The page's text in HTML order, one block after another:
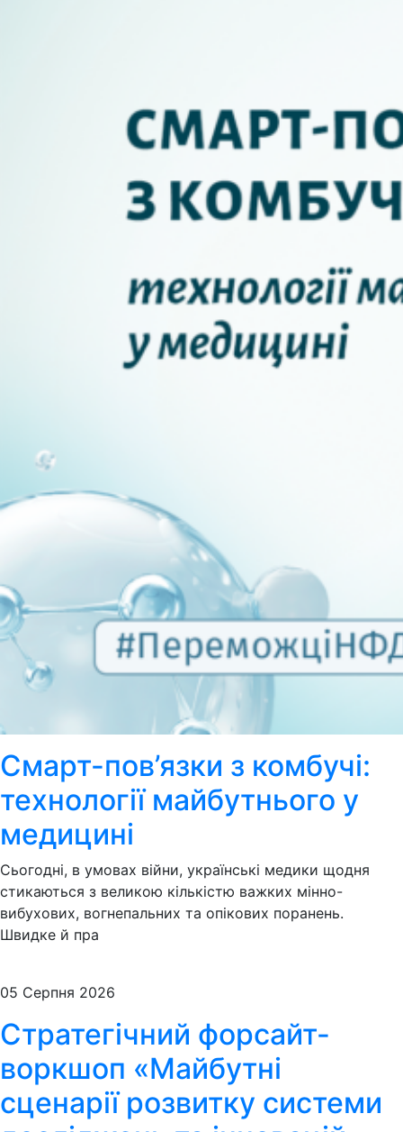
Смарт-пов’язки з комбучі:
технології майбутнього у
медицині
Сьогодні, в умовах війни, українські медики щодня
стикаються з великою кількістю важких мінно-
вибухових, вогнепальних та опікових поранень.
Швидке й пра
05 Серпня 2026
Стратегічний форсайт-
воркшоп «Майбутні
сценарії розвитку системи